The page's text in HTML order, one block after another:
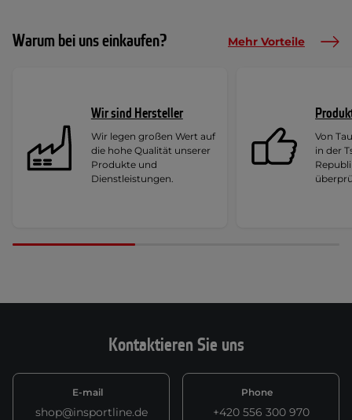
Warum bei uns einkaufen? Mehr Vorteile
Wir sind Hersteller
Wir legen großen Wert auf
die hohe Qualität unserer
Produkte und
Dienstleistungen.
Von
in der
Kontaktieren Sie uns
E-mail
shop@insportline.de
Phone
+420 556 300 970